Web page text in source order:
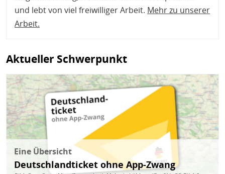
und lebt von viel freiwilliger Arbeit. Mehr zu unserer
Arbeit.
Aktueller Schwerpunkt
Bild
Eine Übersicht
Deutschlandticket ohne App-Zwang